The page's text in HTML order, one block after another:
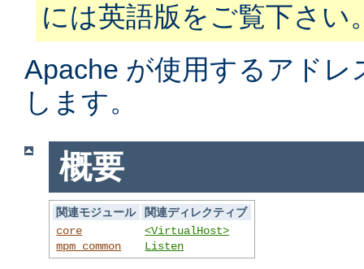
には英語版をご覧下さい
Apache が使用するアド
します。
概要
関連モジュール
関連ディレクティブ
core
mpm_common
<VirtualHost>
Listen